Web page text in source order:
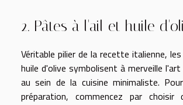
2. Pâtes à l'ail et huile
Véritable pilier de la recette italienne,
huile d'olive symbolisent à merveille l'art
au sein de la cuisine minimaliste.
préparation, commencez par